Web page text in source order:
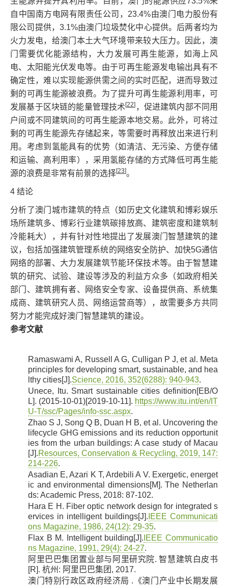
自中国南方电网有限责任公司，23.4%由澳门电力股份有
限公司提供，3.1%由澳门垃圾焚化中心提供。后两者均为
火力发电，给澳门本土大气环境带来较大压力。因此，澳
门需要优化能源结构，大力发展可再生能源，如海上风
电、太阳能光伏发电等。由于可再生能源发电输出具有不
确定性，难以实现能源供需之间的实时匹配，进而导致过
剩的可再生能源被浪费。为了提升可再生能源利用率，可
发展基于区块链的能量管理技术[22] ，促进建筑内部不同用
户间或不同建筑间的可再生能源本地交易。此外，可将过
剩的可再生能源先存储起来，等需要时再释放出来进行利
用。考虑到氢能具有的优势（如清洁、无污染、方便存储
和运输、高利用率），采用氢能存储的方式降低可再生能
源的浪费是非常有前景的选择[23]。
4 结论
分析了澳门城市建筑的特点（如历史文化建筑和博彩娱乐
场所建筑多、博彩行业建筑碳排放高、建筑密度和建筑制
冷能耗大），并有针对性地提出了发展澳门智慧建筑的建
议，包括加强建筑管理系统的网络安全防护、加快5G通信
网络的部署、大力发展建筑节能环保技术等。由于智慧建
筑的研究、试验、建设等涉及的利益方众多（如政府相关
部门、建筑拥有者、网络安全专家、设备提供商、系统集
成商、建筑研究人员、网络运营商等），故需要多方共同
努力才能完成好澳门智慧建筑的建设。
参考文献
Ramaswami A, Russell A G, Culligan P J, et al. Meta
principles for developing smart, sustainable, and hea
lthy cities[J].Science, 2016, 352(6288): 940-943.
Unece, Itu. Smart sustainable cities definition[EB/O
L]. (2015-10-01)[2019-10-11]. https://www.itu.int/en/IT
U-T/ssc/Pages/info-ssc.aspx.
Zhao S J, Song Q B, Duan H B, et al. Uncovering the
lifecycle GHG emissions and its reduction opportunit
ies from the urban buildings: A case study of Macau
[J].Resources, Conservation & Recycling, 2019, 147:
214-226.
Asadian E, Azari K T, Ardebili A V. Exergetic, energet
ic and environmental dimensions[M]. The Netherlan
ds: Academic Press, 2018: 87-102.
Hara E H. Fiber optic network design for integrated s
ervices in intelligent buildings[J]. IEEE Communicati
ons Magazine, 1986, 24(12): 29-35.
Flax B M. Intelligent building[J]. IEEE Communicatio
ns Magazine, 1991, 29(4): 24-27.
阿里巴巴集团置业部与阿里研究院. 智慧建筑白皮书
[R]. 杭州: 阿里巴巴集团, 2017.
澳门特别行政区政府经济局 .《澳门产业中长期发展